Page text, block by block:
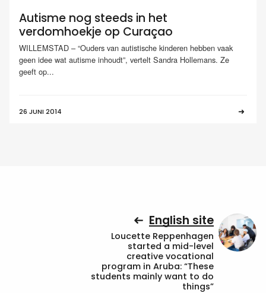
Autisme nog steeds in het
verdomhoekje op Curaçao
WILLEMSTAD – “Ouders van autistische kinderen hebben vaak
geen idee wat autisme inhoudt”, vertelt Sandra Hollemans. Ze
geeft op...
26 JUNI 2014
English site
Loucette Reppenhagen
started a mid-level
creative vocational
program in Aruba: “These
students mainly want to do
things”